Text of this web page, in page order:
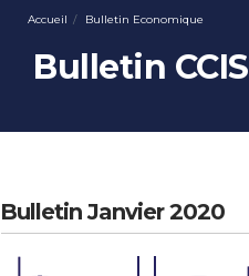
FORMATION
SERVICES À
L’ENTREPRISE
NOS SITES WEB
Accueil Bulletin Economique
Bulletin CCIS
Bulletin Janvier 2020